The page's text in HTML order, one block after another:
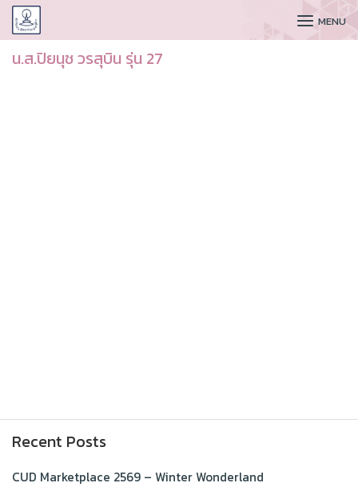
CUDAA MENU
น.ส.ปิยนุช วรสุบิน รุ่น 27
Recent Posts
CUD Marketplace 2569 – Winter Wonderland